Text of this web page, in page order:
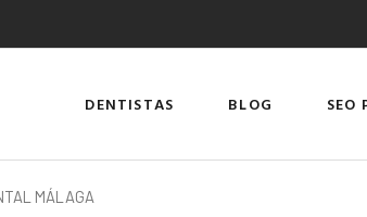
DENTISTAS BLOG SEO
MÁLAGA